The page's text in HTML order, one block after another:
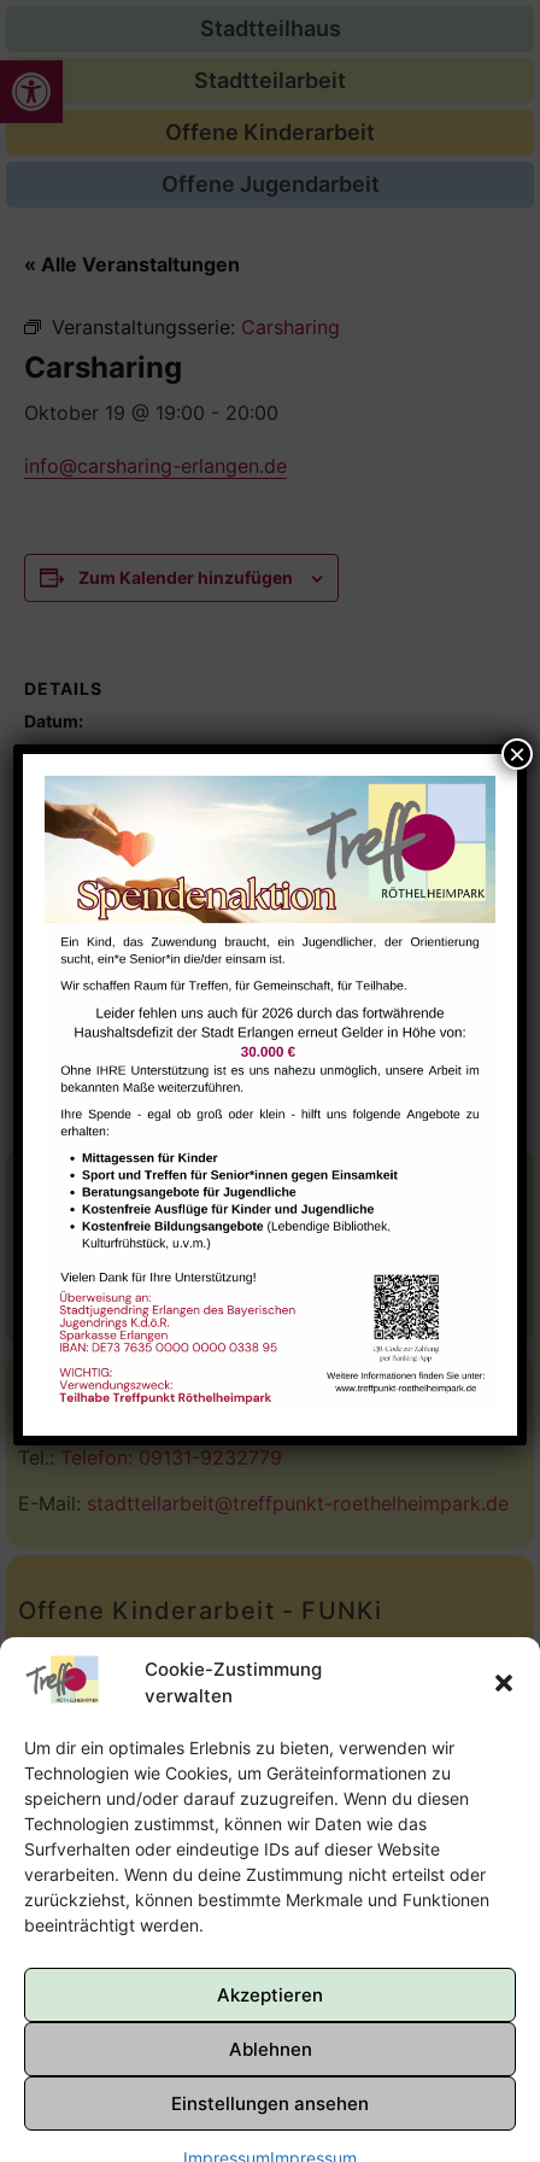
Werkzeugleiste öffnen
Cookie-Zustimmung
verwalten
Um dir ein optimales Erlebnis zu bieten, verwenden wir
Technologien wie Cookies, um Geräteinformationen zu
speichern und/oder darauf zuzugreifen. Wenn du diesen
Technologien zustimmst, können wir Daten wie das
Surfverhalten oder eindeutige IDs auf dieser Website
verarbeiten. Wenn du deine Zustimmung nicht erteilst oder
zurückziehst, können bestimmte Merkmale und Funktionen
beeinträchtigt werden.
Akzeptieren
Ablehnen
Einstellungen ansehen
ImpressumImpressum
Stadtteilhaus
Stadtteilarbeit
Offene Kinderarbeit
Offene Jugendarbeit
« Alle Veranstaltungen
Veranstaltungsserie: Carsharing
Carsharing
Oktober 19 @ 19:00 - 20:00
info@carsharing-erlangen.de
Zum Kalender hinzufügen
DETAILS
Datum:
Oktober 19
Zeit:
19:00 - 20:00
Carsharing
VERANSTALTUNGSORT
Brücken e.V. Ballett – Kateryna
Wagner
Steinheimer
Stadtteilhaus
09131-9232777
E-Mail:leitung@treffpunkt-roethelheimpark.de
Stadtteilarbeit
Tel.: Telefon: 09131-9232779
E-Mail: stadtteilarbeit@treffpunkt-roethelheimpark.de
Offene Kinderarbeit - FUNKi
Tel.:Telefon: 09131-610749
E-Mail:oka@treffpunkt-roethelheimpark.de
Offene Jugendarbeit - Easthouse
Tel:
09131–302259
E-Mail:oja@treffpunkt-roethelheimpark.de